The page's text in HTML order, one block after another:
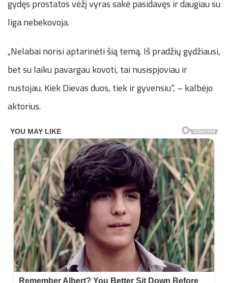
gydęs prostatos vėžį vyras sakė pasidavęs ir daugiau su
liga nebekovoja.
„Nelabai norisi aptarinėti šią temą. Iš pradžių gydžiausi,
bet su laiku pavargau kovoti, tai nusispjoviau ir
nustojau. Kiek Dievas duos, tiek ir gyvensiu“, – kalbėjo
aktorius.